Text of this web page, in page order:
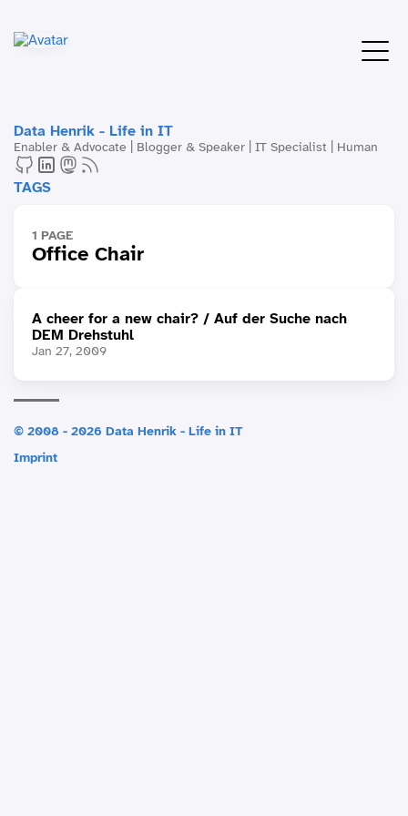
Data Henrik - Life in IT
Enabler & Advocate | Blogger & Speaker | IT Specialist | Human
TAGS
1 PAGE
Office Chair
A cheer for a new chair? / Auf der Suche nach
DEM Drehstuhl
Jan 27, 2009
© 2008 - 2026 Data Henrik - Life in IT
Imprint